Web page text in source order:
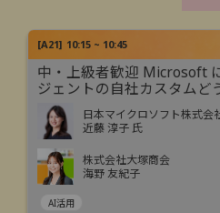
[A21] 10:15 ~ 10:45
中・上級者歓迎 Microsoft
ジェントの自社カスタムど
日本マイクロソフト株式会
近藤 淳子 氏
株式会社大塚商会
海野 友紀子
AI活用